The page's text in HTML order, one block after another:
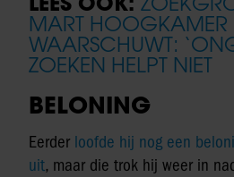
MART HOOGKAMER
WAARSCHUWT:
ZOEKEN HELPT NIET
BELONING
Eerder loofde hij nog een
uit, maar die trok hij weer in